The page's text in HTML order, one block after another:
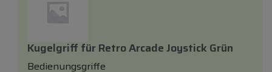
Kugelgriff fürRetro Arcade Joystick Grün
Bedienungsgriffe